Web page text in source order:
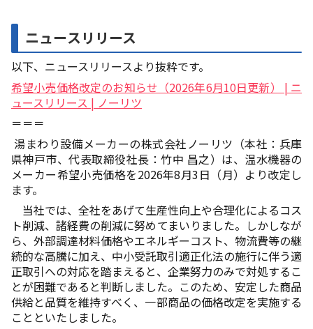
ニュースリリース
以下、ニュースリリースより抜粋です。
希望小売価格改定のお知らせ（2026年6月10日更新） | ニ
ュースリリース | ノーリツ
＝＝＝
湯まわり設備メーカーの株式会社ノーリツ（本社：兵庫
県神戸市、代表取締役社長：竹中 昌之）は、温水機器の
メーカー希望小売価格を2026年8月3日（月）より改定し
ます。
当社では、全社をあげて生産性向上や合理化によるコス
ト削減、諸経費の削減に努めてまいりました。しかしなが
ら、外部調達材料価格やエネルギーコスト、物流費等の継
続的な高騰に加え、中小受託取引適正化法の施行に伴う適
正取引への対応を踏まえると、企業努力のみで対処するこ
とが困難であると判断しました。このため、安定した商品
供給と品質を維持すべく、一部商品の価格改定を実施する
ことといたしました。